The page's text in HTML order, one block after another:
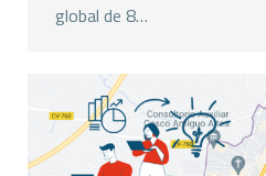
global de 8…